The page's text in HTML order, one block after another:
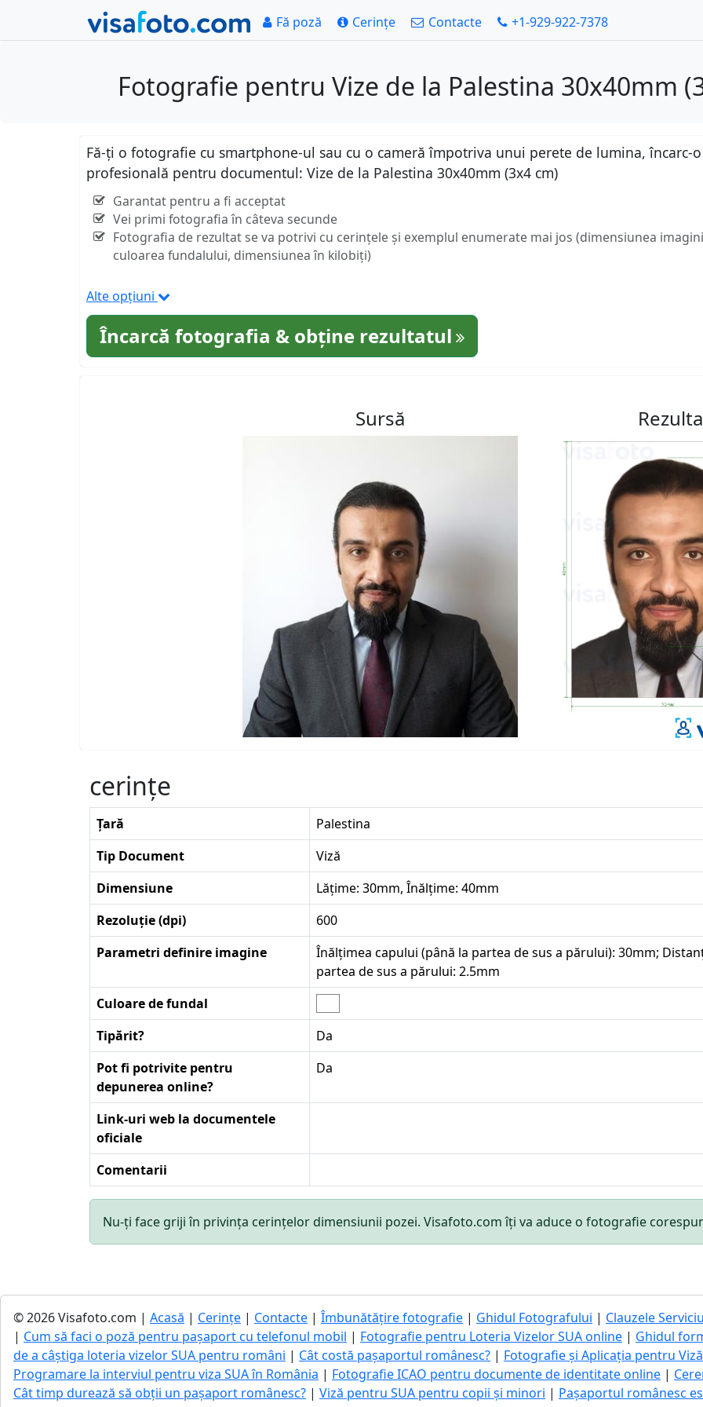
Fă poză Cerințe Contacte +1-929-922-7378
Fotografie pentru Vize de la Palestina 30x40mm
Fă-ți o fotografie cu smartphone-ul sau cu o cameră împotriva unui perete de lumina,
profesională pentru documentul: Vize de la Palestina 30x40mm (3x4 cm)
Garantat pentru a fi acceptat
Vei primi fotografia în câteva secunde
Fotografia de rezultat se va potrivi cu cerințele și exemplul enumerate mai jos (dimensiunea
culoarea fundalului, dimensiunea în kilobiți)
Alte opțiuni
Încarcă fotografia & obține rezultatul
Sursă
cerinţe
Țară
Palestina
Tip Document
Viză
Dimensiune
Lățime: 30mm, Înălțime: 40mm
Rezoluție (dpi)
600
Parametri definire imagine
Înălțimea capului (până la partea de sus a părului): 30mm;
partea de sus a părului: 2.5mm
Culoare de fundal
Tipărit?
Da
Pot fi potrivite pentru
depunerea online?
Da
Link-uri web la documentele
oficiale
Comentarii
Nu-ți face griji în privința cerințelor dimensiunii pozei. Visafoto.com îți va aduce o fotografie
© 2026 Visafoto.com | Acasă | Cerințe | Contacte | Îmbunătățire fotografie | Ghidul Fotografului | Clauzele
| Cum să faci o poză pentru pașaport cu telefonul mobil | Fotografie pentru Loteria Vizelor SUA online | Ghidul
de a câștiga loteria vizelor SUA pentru români | Cât costă pașaportul românesc? | Fotografie și Aplicația pentru
Programare la interviul pentru viza SUA în România | Fotografie ICAO pentru documente de identitate online |
Cât timp durează să obții un pașaport românesc? | Viză pentru SUA pentru copii și minori | Pașaportul românesc